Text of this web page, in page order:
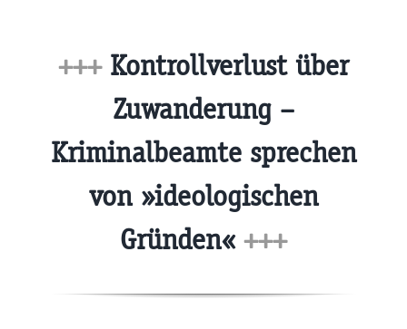
+++Kontrollverlust über
Zuwanderung –
Kriminalbeamte sprechen
von »ideologischen
Gründen« +++